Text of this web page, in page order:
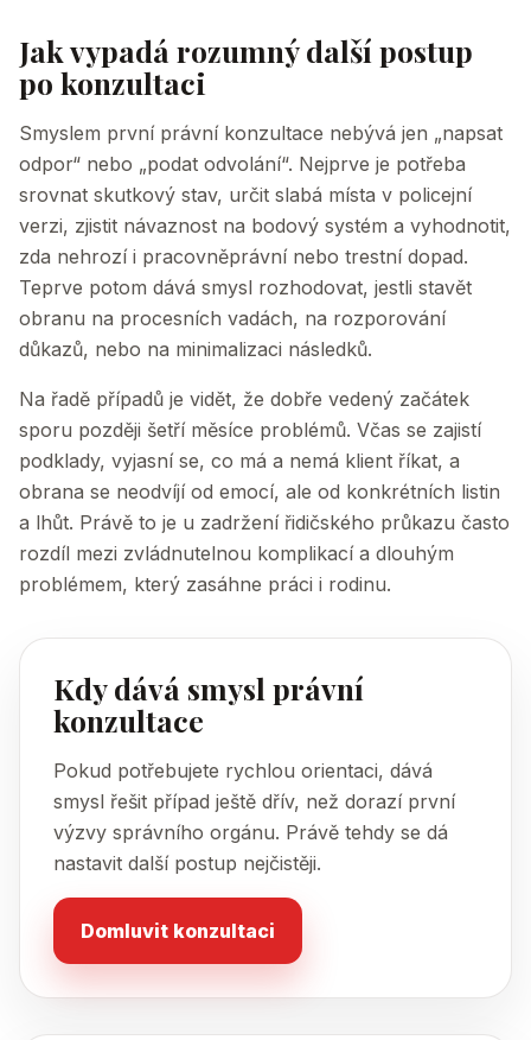
Jak vypadá rozumný další postup
po konzultaci
Smyslem první právní konzultace nebývá jen „napsat
odpor“ nebo „podat odvolání“. Nejprve je potřeba
srovnat skutkový stav, určit slabá místa v policejní
verzi, zjistit návaznost na bodový systém a vyhodnotit,
zda nehrozí i pracovněprávní nebo trestní dopad.
Teprve potom dává smysl rozhodovat, jestli stavět
obranu na procesních vadách, na rozporování
důkazů, nebo na minimalizaci následků.
Na řadě případů je vidět, že dobře vedený začátek
sporu později šetří měsíce problémů. Včas se zajistí
podklady, vyjasní se, co má a nemá klient říkat, a
obrana se neodvíjí od emocí, ale od konkrétních listin
a lhůt. Právě to je u zadržení řidičského průkazu často
rozdíl mezi zvládnutelnou komplikací a dlouhým
problémem, který zasáhne práci i rodinu.
Kdy dává smysl právní
konzultace
Pokud potřebujete rychlou orientaci, dává
smysl řešit případ ještě dřív, než dorazí první
výzvy správního orgánu. Právě tehdy se dá
nastavit další postup nejčistěji.
Domluvit konzultaci